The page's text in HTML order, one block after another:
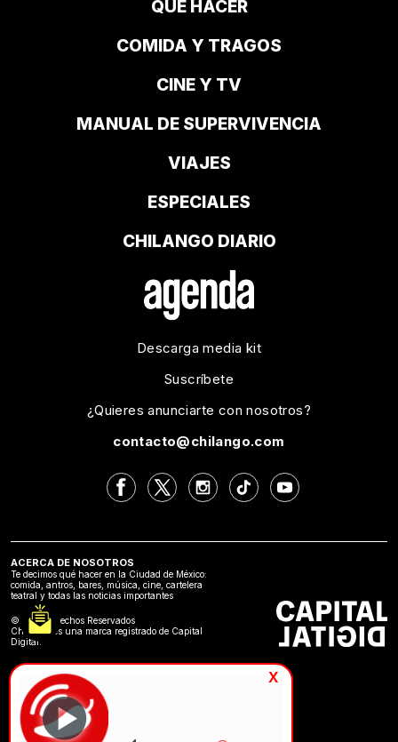
QUÉ HACER
COMIDA Y TRAGOS
CINE Y TV
MANUAL DE SUPERVIVENCIA
VIAJES
ESPECIALES
CHILANGO DIARIO
Descarga media kit
Suscríbete
¿Quieres anunciarte con nosotros?
contacto@chilango.com
ACERCA DE NOSOTROS
Te decimos qué hacer en la Ciudad de México:
comida, antros, bares, música, cine, cartelera
teatral y todas las noticias importantes
©2024 Derechos Reservados
Chilango es una marca registrado de Capital
Digital.
x